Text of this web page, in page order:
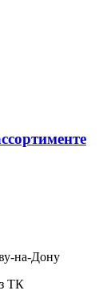
на-Дону
ТК